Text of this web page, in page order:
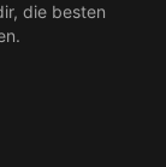
die besten